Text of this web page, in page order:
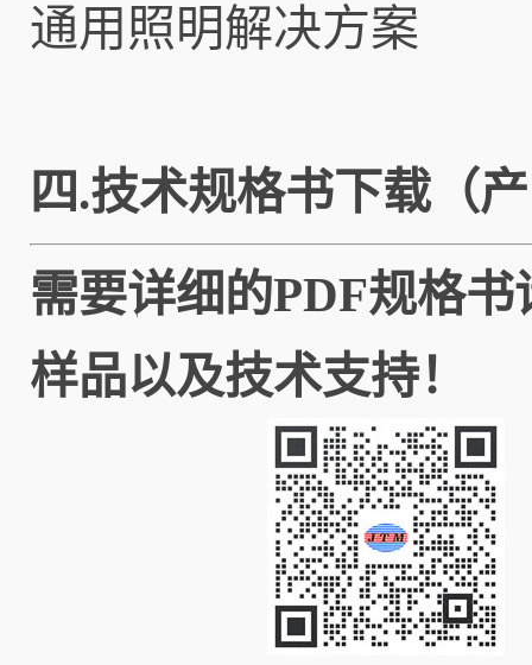
通用照明解决方案
四.技术规格书下载（
需要详细的PDF规格
样品以及技术支持！